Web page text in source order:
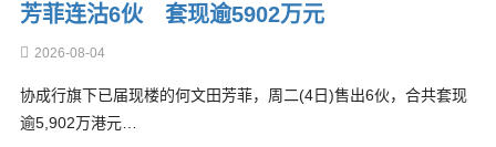
芳菲连沽6伙 套现逾5902万元
2026-08-04
协成行旗下已届现楼的何文田芳菲，周二(4日)售出6伙，合共套现
逾5,902万港元…